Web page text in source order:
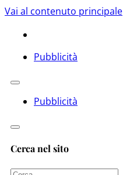
Vai al contenuto principale
Pubblicità
Pubblicità
Cerca nel sito